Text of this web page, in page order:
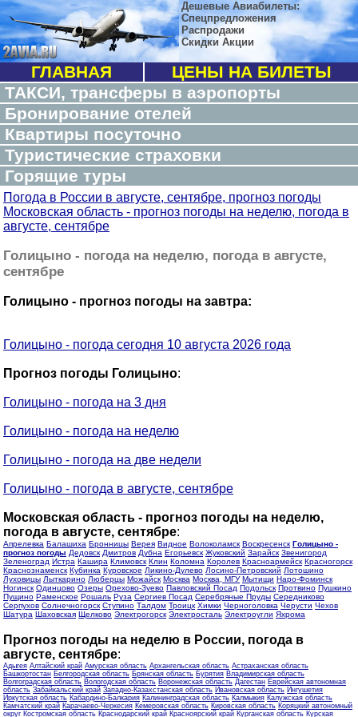
Дешевые Авиабилеты:
Спецпредложения
Распродажи
Скидки Акции
ГЛАВНАЯ
ЦЕНЫ НА БИЛЕТЫ
ТАКСИ, трансферы в аэропорты
Бронирование отелей
Квартиры посуточно
Туристические страховки
Горящие туры
Погода в России в августе, сентябре, прогноз погоды
Московская область - прогноз погоды на неделю, погода в
августе, сентябре
Голицыно - погода на неделю, погода в августе,
сентябре
Голицыно - прогноз погоды на завтра:
Голицыно - погода сегодня 10 августа 2026 года
Прогноз погоды Голицыно:
Голицыно - погода на 3 дня
Голицыно - погода на неделю
Голицыно - погода на две недели
Голицыно - погода в августе, сентябре
Московская область - прогноз погоды на неделю,
погода в августе, сентябре:
Апрелевка Балашиха Бронницы Верея Видное Волоколамск Воскресенск Голицыно -
прогноз погоды Дедовск Дмитров Дубна Егорьевск Жуковский Зарайск Звенигород
Зеленоград Истра Кашира Климовск Клин Коломна Королев Красноармейск Красногорск
Краснознаменск Кубинка Куровское Ликино-Дулево Лосино-Петровский Лотошино
Луховицы Лыткарино Люберцы Можайск Москва Москва, МГУ Мытищи Наро-Фоминск
Ногинск Одинцово Озеры Орехово-Зуево Павловский Посад Подольск Протвино Пушкино
Пущино Раменское Рошаль Руза Сергиев Посад Серебряные Пруды Середниково
Серпухов Солнечногорск Ступино Талдом Троицк Химки Черноголовка Черусти Чехов
Шатура Шаховская Щелково Электрогорск Электросталь Электроугли Яхрома
Прогноз погоды на неделю в России, погода в
августе, сентябре:
Адыгея Алтайский край Амурская область Архангельская область Астраханская область
Башкортостан Белгородская область Брянская область Бурятия Владимирская область
Волгоградская область Вологодская область Воронежская область Дагестан Еврейская автономная
область Забайкальский край Западно-Казахстанская область Ивановская область Ингушетия
Иркутская область Кабардино-Балкария Калининградская область Калмыкия Калужская область
Камчатский край Карачаево-Черкесия Кемеровская область Кировская область Коряцкий автономный
округ Костромская область Краснодарский край Красноярский край Курганская область Курская